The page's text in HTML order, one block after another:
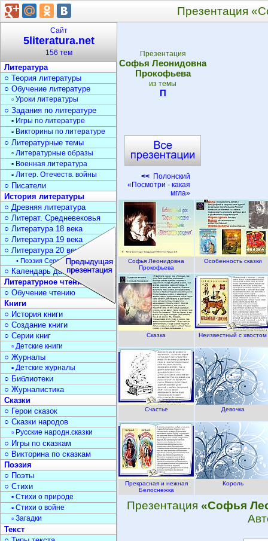
Презентация
Презентация
Софья Леонидовна
Прокофьева
из темы
П
<< Полонский
«Посмотри - какая
мгла»
Софья Леонидовна
Прокофьева
Особенность сказки
Сказка Неизвестный с хвостом
Счастье Девочка
Прекрасная и нежная
Белоснежка
Король
Презентация «Софья
Сайт
5literatura.net
156 тем
Литература
○ Теория литературы
○ Обучение литературе
▫ Уроки литературы
○ Задания по литературе
▫ Игры по литературе
▫ Викторины по литературе
○ Литературные темы
▫ Литературные образы
▫ Военная литература
▫ Литер. Отечеств. войны
○ Писатели
История литературы
○ Древняя литература
○ Литерат. Средневековья
○ Литература 18 века
○ Литература 19 века
○ Литература 20 века
• Поэзия Серебрян. века
○ Календарь дат
Литературное чтение
○ Обучение чтению
Книги
○ История книги
○ Создание книги
○ Серии книг
▫ Детские книги
○ Журналы
▫ Детские журналы
○ Библиотеки
○ Журналистика
Сказки
○ Герои сказок
○ Сказки народов
▫ Русские народн.сказки
○ Игры по сказкам
○ Викторина по сказкам
Поэзия
○ Поэты
○ Стихи
▫ Стихи о природе
▫ Стихи о войне
▫ Загадки
Текст